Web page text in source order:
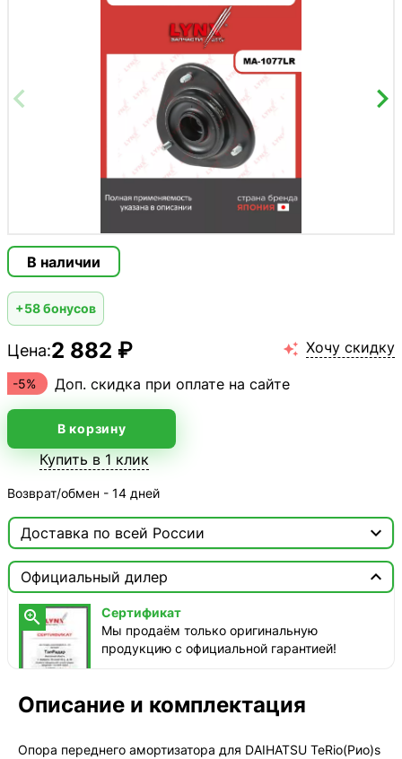
В наличии
+58 бонусов
Цена:2 882 ₽  Хочу скидку
-5% Доп. скидка при оплате на сайте
В корзину
Купить в 1 клик
Возврат/обмен - 14 дней
Доставка по всей России 
 Москва
ТопРадар — Курьер
сегодня, от 350 ₽
ТопРадар — Самовывоз
сегодня, бесплатно
Официальный дилер


Сертификат
Мы продаём только оригинальную
продукцию с официальной гарантией!
Описание и комплектация
Опора переднего амортизатора для DAIHATSU TeRio(Рио)s